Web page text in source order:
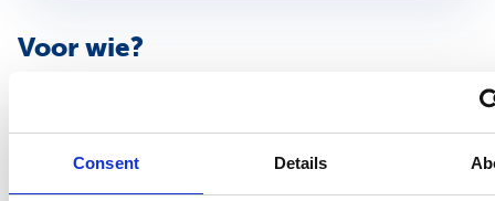
Consent Details
Voor wie?
Docenten